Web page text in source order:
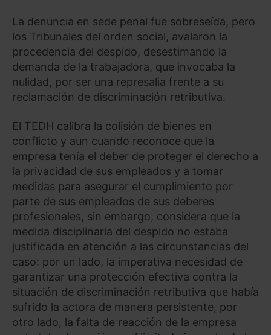
La denuncia en sede penal fue sobreseída, pero
los Tribunales del orden social, avalaron la
procedencia del despido, desestimando la
demanda de la trabajadora, que invocaba la
nulidad, por ser una represalia frente a su
reclamación de discriminación retributiva.
El TEDH calibra la colisión de bienes en
conflicto y aun cuando reconoce que la
empresa tenía el deber de proteger el derecho a
la privacidad de sus empleados y a tomar
medidas para asegurar el cumplimiento por
parte de sus empleados de sus deberes
profesionales, sin embargo, considera que la
medida disciplinaria del despido no estaba
justificada en atención a las circunstancias del
caso: por un lado, la imperativa necesidad de
garantizar una protección efectiva contra la
situación de discriminación retributiva que había
sufrido la actora de manera persistente, por
otro lado, la falta de reacción de la empresa